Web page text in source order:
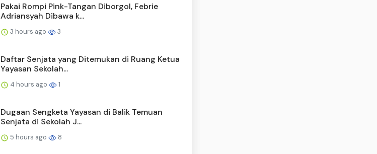
Pakai Rompi Pink-Tangan Diborgol, Febrie
Adriansyah Dibawa k...
3 hours ago 3
Daftar Senjata yang Ditemukan di Ruang Ketua
Yayasan Sekolah...
4 hours ago 1
Dugaan Sengketa Yayasan di Balik Temuan
Senjata di Sekolah J...
5 hours ago 8